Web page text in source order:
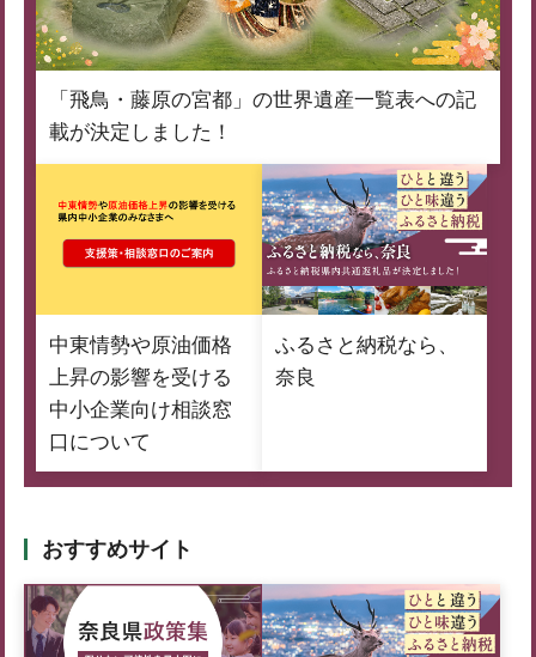
「飛鳥・藤原の宮都」の世界遺産一覧表への記
載が決定しました！
中東情勢や原油価格
上昇の影響を受ける
中小企業向け相談窓
口について
ふるさと納税なら、
奈良
おすすめサイト